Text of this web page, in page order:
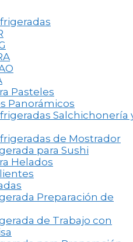
Pasteles
Panorámicos
Salchichonería
de Mostrador
para Sushi
Helados
Preparación de
de Trabajo con